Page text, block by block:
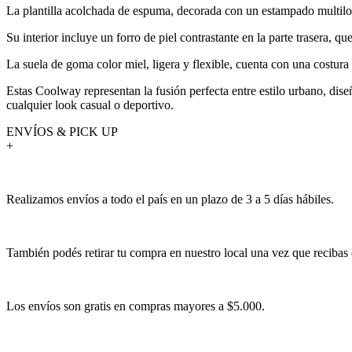
La plantilla acolchada de espuma, decorada con un estampado
Su interior incluye un forro de piel contrastante en la parte trasera,
La suela de goma color miel, ligera y flexible, cuenta con una
Estas Coolway representan la fusión perfecta entre estilo urbano,
cualquier look casual o deportivo.
ENVÍOS & PICK UP
+
Realizamos envíos a todo el país en un plazo de 3 a 5 días hábiles.
También podés retirar tu compra en nuestro local una vez que
Los envíos son gratis en compras mayores a $5.000.